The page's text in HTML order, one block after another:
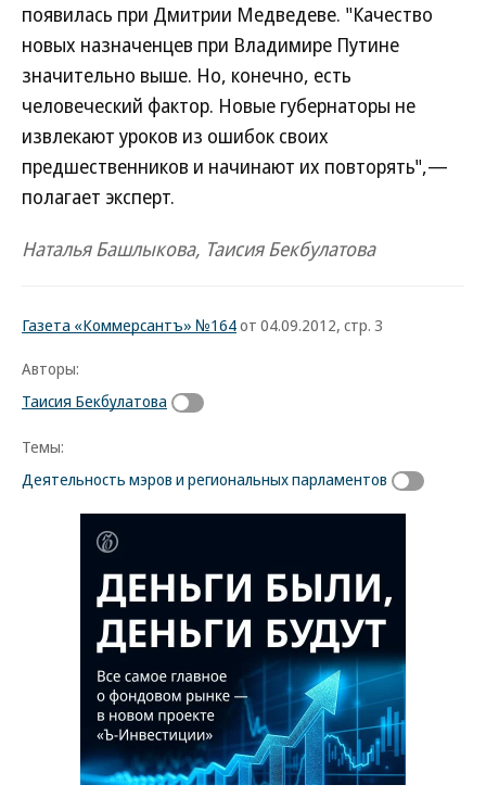
появилась при Дмитрии Медведеве. "Качество
новых назначенцев при Владимире Путине
значительно выше. Но, конечно, есть
человеческий фактор. Новые губернаторы не
извлекают уроков из ошибок своих
предшественников и начинают их повторять",—
полагает эксперт.
Наталья Башлыкова, Таисия Бекбулатова
Газета «Коммерсантъ» №164от 04.09.2012, стр. 3
Авторы:
Таисия Бекбулатова
Темы:
Деятельность мэров и региональных парламентов